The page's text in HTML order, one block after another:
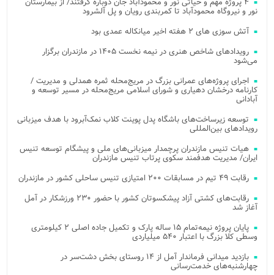
نور و نیروگاه محمودآباد تا کمربندی رویان و پل آلشرود
آتش‌ سوزی‌ های ۲ هفته اخیر میانکاله عمدی بود
رویدادهای شاخص هنری در نیمه نخست ۱۴۰۵ در مازندران برگزار
می‌شود
اجرای پروژه‌های عمرانی بزرگ در مریج‌محله ثمره همدلی و مدیریت /
کارنامه درخشان دهیاری و شورای اسلامی مریج‌محله در مسیر توسعه و
آبادانی
توسعه زیرساخت‌های باشگاه پدل پوینت کلاب نمک‌آبرود با هدف میزبانی
رویدادهای بین‌المللی
هیات تنیس مازندران پرچمدار میزبانی‌های ملی و پیشگام توسعه تنیس
ایران/ مدیریت هدفمند سکوی پرتاب تنیس مازندران
رقابت ۴۹ تیم در مسابقات ۲۰۰ امتیازی تنیس ساحلی کشور در مازندران
رقابت‌های کشتی آزاد پیشکسوتان کشور با حضور ۲۳۰ ورزشکار در آمل
آغاز شد
پایان پروژه نیمه‌تمام ۱۵ ساله پارک و تکمیل جاده اصلی ۲ کیلومتری
وسطی کلا بزرگ با اعتبار ۵۴۰ میلیاردی
بازدید میدانی فرماندار آمل از ۱۴ روستای بخش دشت‌سر در
چهارشنبه‌های خدمت‌رسانی